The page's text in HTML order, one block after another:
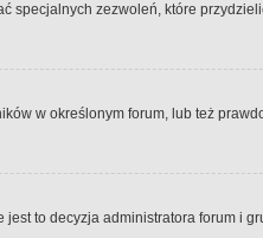
specjalnych zezwoleń, które
w określonym forum, lub też
to decyzja administratora forum i